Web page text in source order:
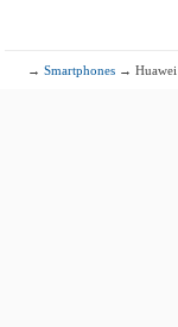
→Smartphones → Huawei